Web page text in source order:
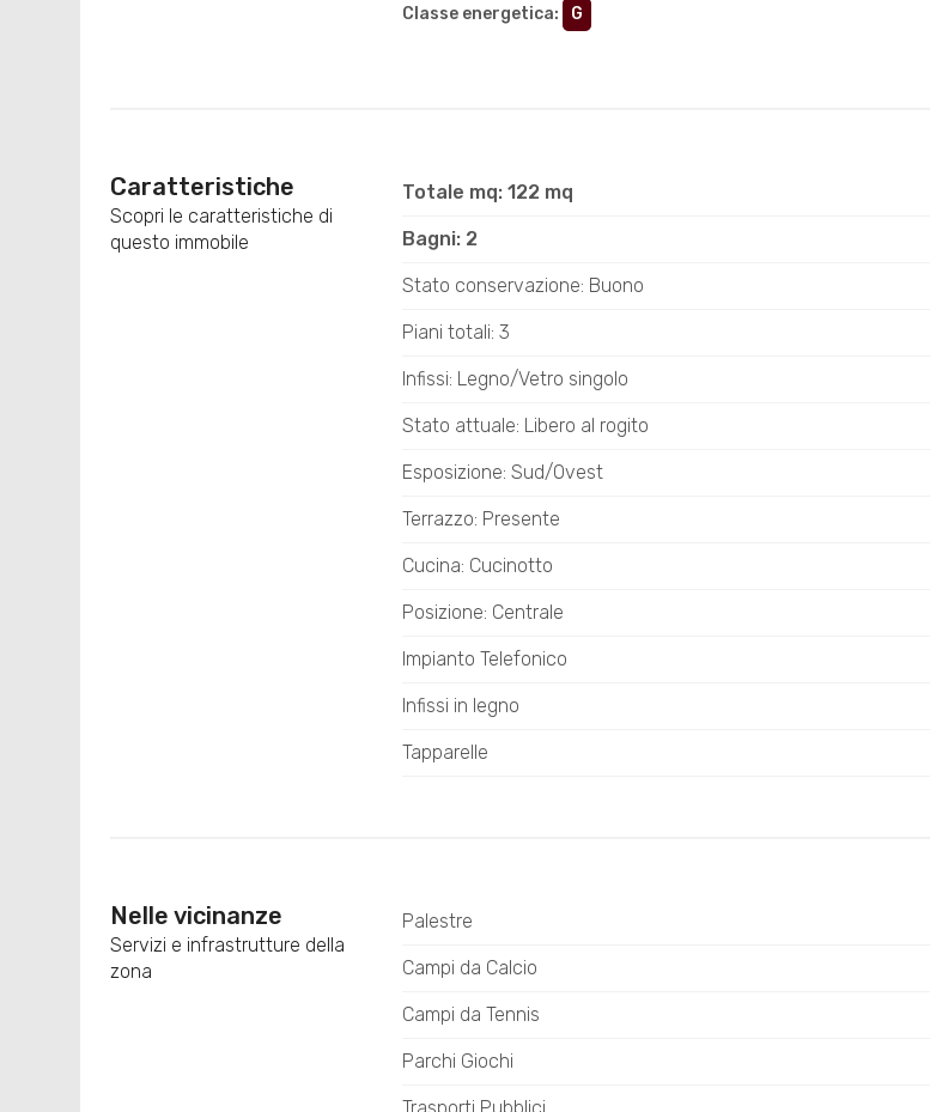
Classe energetica: G
Caratteristiche
Scopri le caratteristiche di
questo immobile
Totale mq: 122 mq
Bagni: 2
Stato conservazione: Buono
Piani totali: 3
Infissi: Legno/Vetro singolo
Stato attuale: Libero al rogito
Esposizione: Sud/Ovest
Terrazzo: Presente
Cucina: Cucinotto
Posizione: Centrale
Impianto Telefonico
Infissi in legno
Tapparelle
Nelle vicinanze
Servizi e infrastrutture della
zona
Palestre
Campi da Calcio
Campi da Tennis
Parchi Giochi